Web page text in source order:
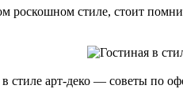
роскошном стиле, стоит